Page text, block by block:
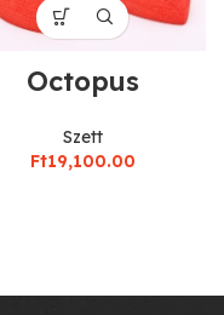
Octopus
Szett
Ft19,100.00